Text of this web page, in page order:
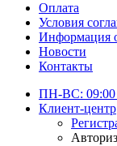
Оплата
Условия
Информация
Новости
Контакты
ПН-ВС: 09:00
Клиент-центр